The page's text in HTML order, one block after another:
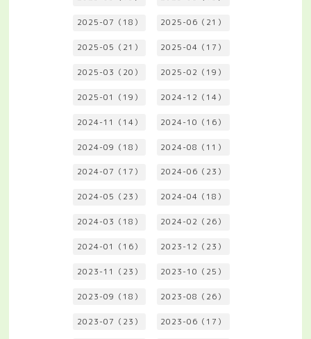
2025-07（18） 2025-06（21）
2025-05（21） 2025-04（17）
2025-03（20） 2025-02（19）
2025-01（19） 2024-12（14）
2024-11（14） 2024-10（16）
2024-09（18） 2024-08（11）
2024-07（17） 2024-06（23）
2024-05（23） 2024-04（18）
2024-03（18） 2024-02（26）
2024-01（16） 2023-12（23）
2023-11（23） 2023-10（25）
2023-09（18） 2023-08（26）
2023-07（23） 2023-06（17）